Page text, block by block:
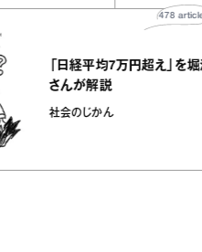
「日経平均7万円超え」を堀潤
さんが解説
社会のじかん
articles